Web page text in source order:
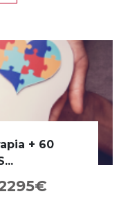
+ 60